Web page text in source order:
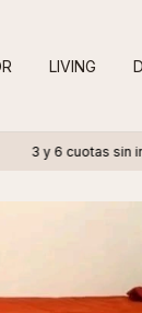
LIVING
sin interés ·